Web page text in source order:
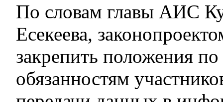
По словам главы АИС
Есекеева,
закрепить положения
обязанностям